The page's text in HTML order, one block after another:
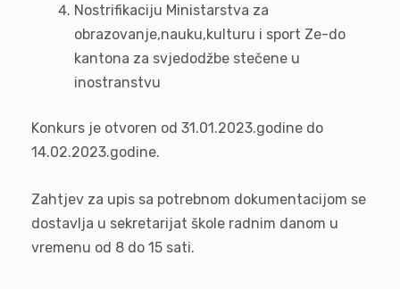
Nostrifikaciju Ministarstva za
obrazovanje,nauku,kulturu i sport Ze-do
kantona za svjedodžbe stečene u
inostranstvu
Konkurs je otvoren od 31.01.2023.godine do
14.02.2023.godine.
Zahtjev za upis sa potrebnom dokumentacijom se
dostavlja u sekretarijat škole radnim danom u
vremenu od 8 do 15 sati.